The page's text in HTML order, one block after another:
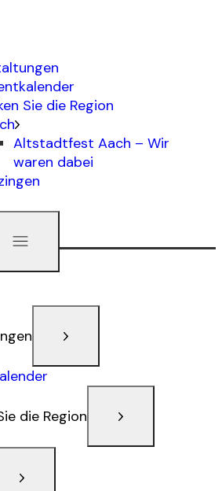
Sie die Region
Altstadtfest Aach – Wir
waren dabei
die Region